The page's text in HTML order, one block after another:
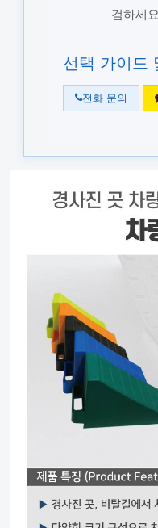
검하세
선택 가이드
전화 문의